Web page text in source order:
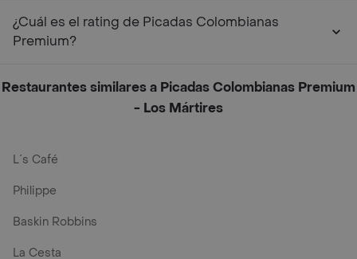
¿Cuál es el rating de Picadas Colombianas
Premium?
Restaurantes similares a Picadas Colombianas Premium
- Los Mártires
L´s Café
Philippe
Baskin Robbins
La Cesta